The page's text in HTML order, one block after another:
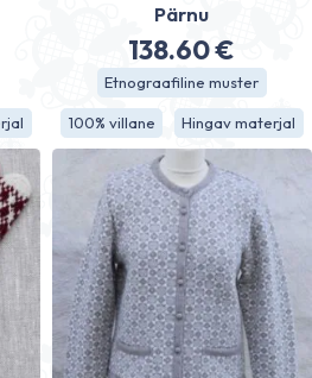
Pärnu
138.60€
Etnograafiline muster
100% villane Hingav materjal